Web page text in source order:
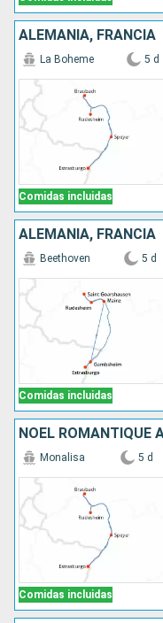
ALEMANIA, FRANCIA
Comidas incluidas
La Boheme 5 d
ALEMANIA, FRANCIA
Comidas incluidas
Beethoven 5 d
Comidas incluidas
Monalisa 5 d